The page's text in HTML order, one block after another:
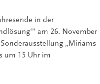
in der
am 26. November
„Miriams
um 15 Uhr im